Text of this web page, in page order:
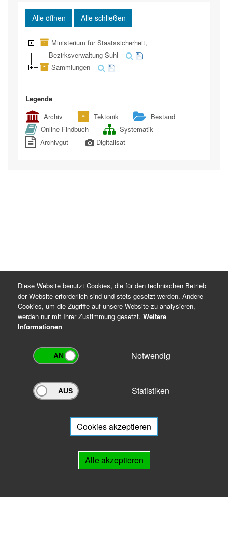
Alle öffnen Alle schließen
Ministerium für Staatssicherheit,
Bezirksverwaltung Suhl
Sammlungen
Legende
Archiv
Tektonik
Bestand
Online-Findbuch
Systematik
Archivgut
Digitalisat
Archivportal Thüringen
Ihnen beratend zur Seite.
Diese Website benutzt Cookies, die für den technischen Betrieb
der Website erforderlich sind und stets gesetzt werden. Andere
Cookies, um die Zugriffe auf unsere Website zu analysieren,
werden nur mit Ihrer Zustimmung gesetzt. Weitere
Informationen
Notwendig
Statistiken
Cookies akzeptieren
Alle akzeptieren